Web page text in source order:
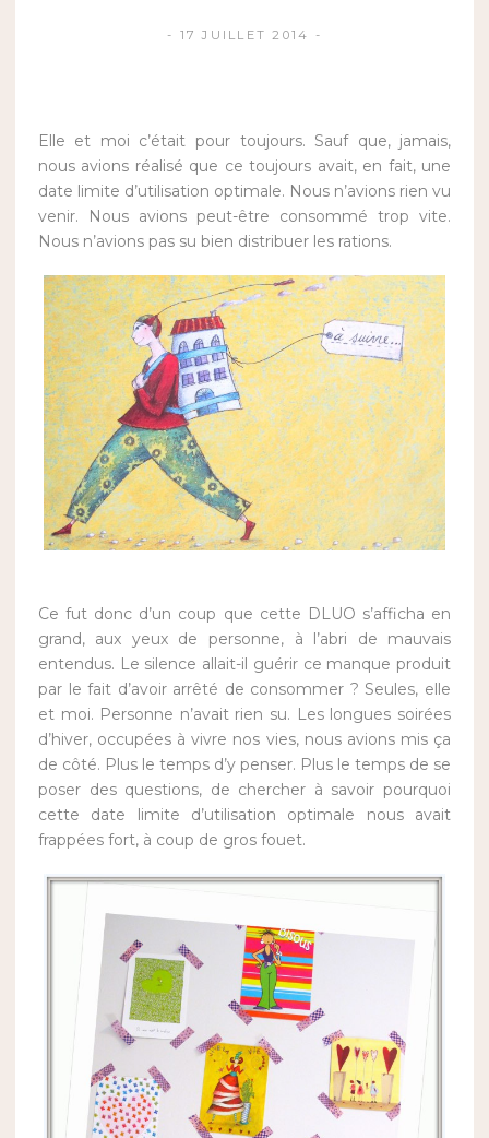
17 JUILLET 2014
Elle et moi c’était pour toujours. Sauf que, jamais,
nous avions réalisé que ce toujours avait, en fait, une
date limite d’utilisation optimale. Nous n’avions rien vu
venir. Nous avions peut-être consommé trop vite.
Nous n’avions pas su bien distribuer les rations.
Ce fut donc d’un coup que cette DLUO s’afficha en
grand, aux yeux de personne, à l’abri de mauvais
entendus. Le silence allait-il guérir ce manque produit
par le fait d’avoir arrêté de consommer ? Seules, elle
et moi. Personne n’avait rien su. Les longues soirées
d’hiver, occupées à vivre nos vies, nous avions mis ça
de côté. Plus le temps d’y penser. Plus le temps de se
poser des questions, de chercher à savoir pourquoi
cette date limite d’utilisation optimale nous avait
frappées fort, à coup de gros fouet.